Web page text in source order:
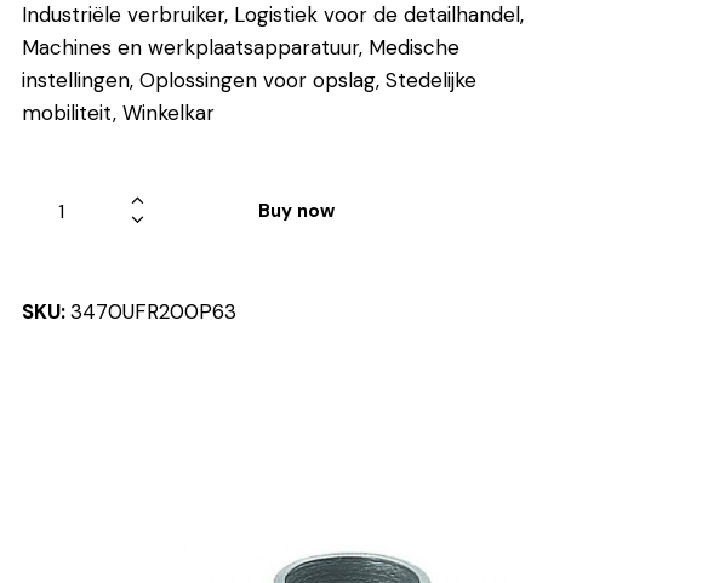
Industriële verbruiker, Logistiek voor de detailhandel,
Machines en werkplaatsapparatuur, Medische
instellingen, Oplossingen voor opslag, Stedelijke
mobiliteit, Winkelkar
Buy now
SKU:3470UFR200P63